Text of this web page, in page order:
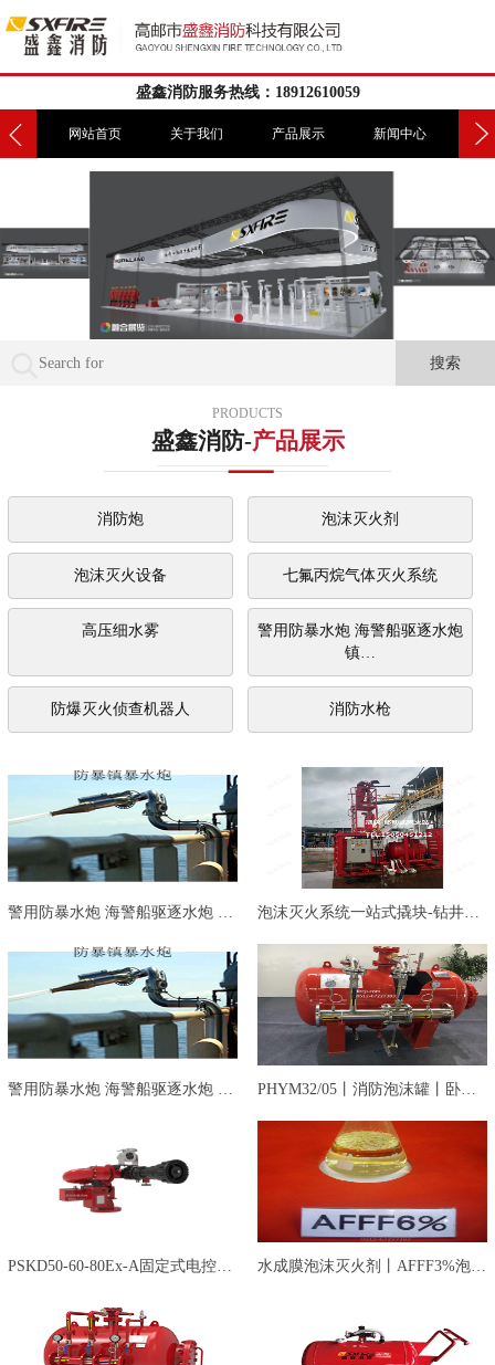
盛鑫消防服务热线：18912610059
们 网站首页 关于我们 产品展示 新闻中心 工
PRODUCTS
盛鑫消防-产品展示
消防炮 泡沫灭火剂
泡沫灭火设备 七氟丙烷气体灭火系统
高压细水雾
警用防暴水炮 海警船驱逐水炮
镇…
防爆灭火侦查机器人 消防水枪
警用防暴水炮 海警船驱逐水炮 镇… 泡沫灭火系统一站式撬块-钻井石油…
警用防暴水炮 海警船驱逐水炮 镇… PHYM32/05丨消防泡沫罐丨卧式泡沫…
PSKD50-60-80Ex-A固定式电控消防… 水成膜泡沫灭火剂丨AFFF3%泡沫液…